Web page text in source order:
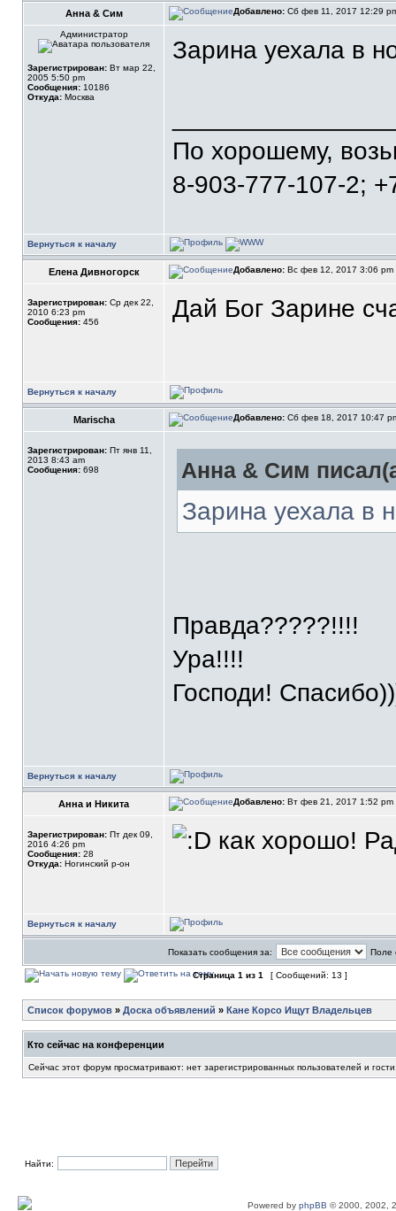
Анна & Сим Добавлено: Сб фев 11, 2017 12:29
Администратор
Зарегистрирован: Вт мар 22,
2005 5:50 pm
Сообщения: 10186
Откуда: Москва
Зарина уехала в
По хорошему,
8-903-777-107-2;
Вернуться к началу
Елена Дивногорск Добавлено: Вс фев 12, 2017 3:06 pm
Зарегистрирован: Ср дек 22,
2010 6:23 pm
Сообщения: 456 Дай Бог Зарине
Вернуться к началу
Marischa Добавлено: Сб фев 18, 2017 10:47
Зарегистрирован: Пт янв 11,
2013 8:43 am
Сообщения: 698 Анна & Сим
Зарина уехала в
Правда?????!!!!
Ура!!!!
Господи!
Вернуться к началу
Анна и Никита Добавлено: Вт фев 21, 2017 1:52 pm
Зарегистрирован: Пт дек 09,
2016 4:26 pm
Сообщения: 28
Откуда: Ногинский р-он
как хорошо!
Вернуться к началу
Показать сообщения за: Поле
Страница 1 из 1 [ Сообщений: 13 ]
Список форумов » Доска объявлений » Кане Корсо Ищут Владельцев
Кто сейчас на конференции
Сейчас этот форум просматривают: нет зарегистрированных пользователей и
Найти:
Powered by phpBB © 2000, 2002,